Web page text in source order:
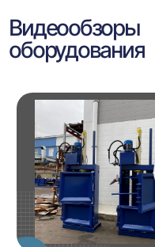
Видеообзоры
оборудования